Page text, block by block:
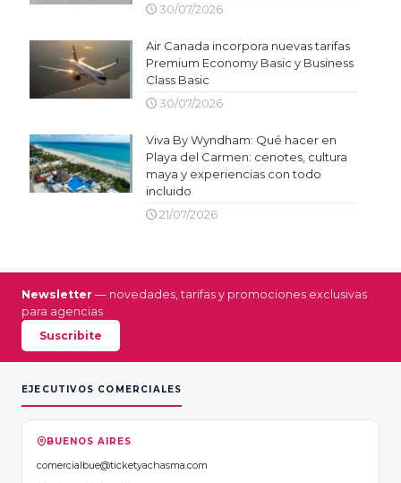
30/07/2026
Air Canada incorpora nuevas tarifas
Premium Economy Basic y Business
Class Basic
30/07/2026
Viva By Wyndham: Qué hacer en
Playa del Carmen: cenotes, cultura
maya y experiencias con todo
incluido
21/07/2026
Newsletter — novedades, tarifas y promociones exclusivas
para agencias
Suscribite
EJECUTIVOS COMERCIALES
BUENOS AIRES
comercialbue@ticketyachasma.com